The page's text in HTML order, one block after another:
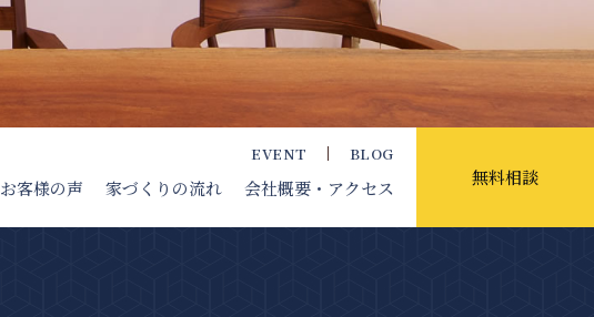
お客様の声 家づくりの流れ 会社概要 ・アクセス
EVENT BLOG
無料相談